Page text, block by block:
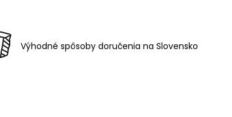
Výhodné spôsoby doručenia na Slovensko